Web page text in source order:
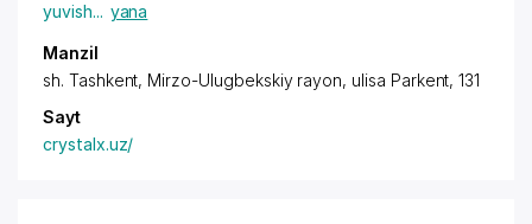
yuvish... yana
Manzil
sh. Tashkent, Mirzo-Ulugbekskiy rayon, ulisa Parkent, 131
Sayt
crystalx.uz/